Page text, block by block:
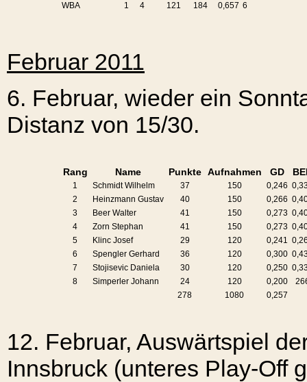
WBA
1 4 121 184 0,657 6
Februar 2011
6. Februar, wieder ein
Distanz von 15/30.
Rang Name Punkte Aufnahmen GD
1 Schmidt Wilhelm 37 150 0,246
2
Heinzmann Gustav 40 150 0,266
3
Beer Walter 41 150 0,273
4
Zorn Stephan 41 150 0,273
5
Klinc Josef 29 120 0,241
6
Spengler Gerhard 36 120 0,300
7
Stojisevic Daniela 30 120 0,250
8
Simperler Johann 24 120 0,200
278
1080 0,257
12. Februar, Auswärtspiel
Innsbruck (unteres Play-Off